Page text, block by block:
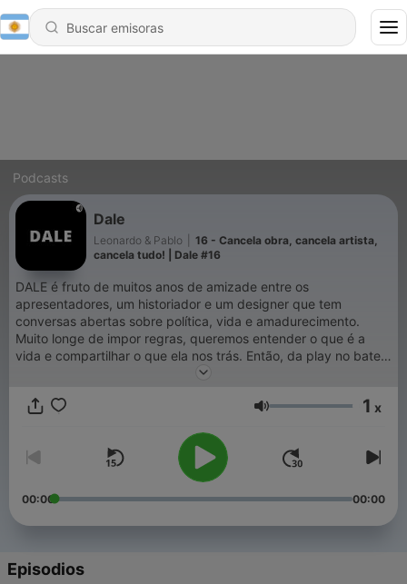
Podcasts
Dale
Leonardo & Pablo
16 - Cancela obra, cancela artista,
cancela tudo! | Dale #16
DALE é fruto de muitos anos de amizade entre os
apresentadores, um historiador e um designer que tem
conversas abertas sobre política, vida e amadurecimento.
Muito longe de impor regras, queremos entender o que é a
vida e compartilhar o que ela nos trás. Então, da play no bate
Volumen 1 x
00:00 00:00
Episodios